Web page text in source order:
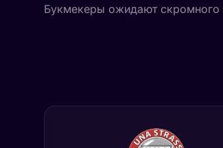
Букмекеры ожидают скромного